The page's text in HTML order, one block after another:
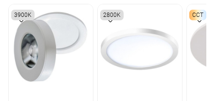
3900K 2800K CCT